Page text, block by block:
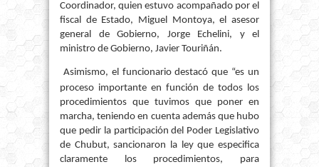
Coordinador, quien estuvo acompañado por el
fiscal de Estado, Miguel Montoya, el asesor
general de Gobierno, Jorge Echelini, y el
ministro de Gobierno, Javier Touriñán.
Asimismo, el funcionario destacó que “es un
proceso importante en función de todos los
procedimientos que tuvimos que poner en
marcha, teniendo en cuenta además que hubo
que pedir la participación del Poder Legislativo
de Chubut, sancionaron la ley que especifica
claramente los procedimientos, para